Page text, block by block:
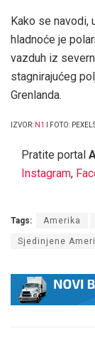
Kako se navodi,
hladnoće je
vazduh iz
stagnirajućeg
Grenlanda.
IZVOR: N1 I FOTO:
Pratite portal
Instagram,
Tags: Amerika
Sjedinjene